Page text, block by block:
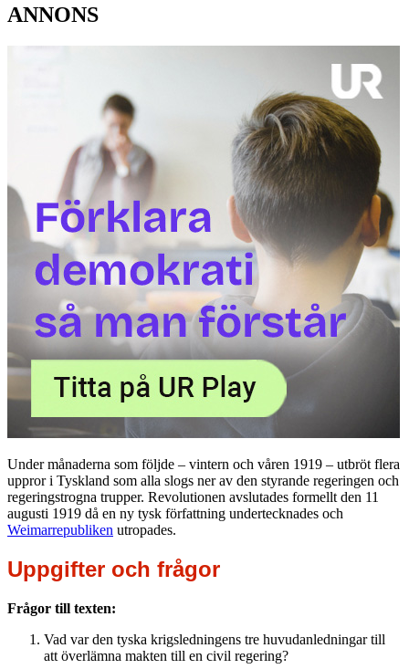
ANNONS
Under månaderna som följde – vintern och våren 1919 – utbröt flera
uppror i Tyskland som alla slogs ner av den styrande regeringen och
regeringstrogna trupper. Revolutionen avslutades formellt den 11
augusti 1919 då en ny tysk författning undertecknades och
Weimarrepubliken utropades.
Uppgifter och frågor
Frågor till texten:
Vad var den tyska krigsledningens tre huvudanledningar till
att överlämna makten till en civil regering?